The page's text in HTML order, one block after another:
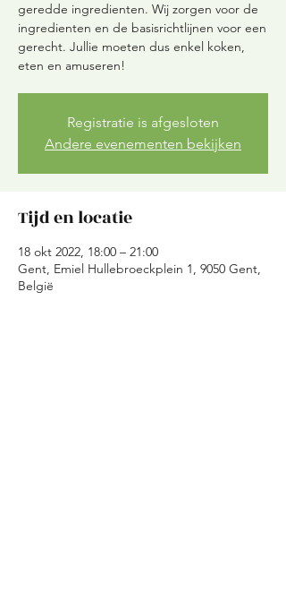
geredde ingredienten. Wij zorgen voor de
ingredienten en de basisrichtlijnen voor een
gerecht. Jullie moeten dus enkel koken,
eten en amuseren!
Registratie is afgesloten
Andere evenementen bekijken
Tijd en locatie
18 okt 2022, 18:00 – 21:00
Gent, Emiel Hullebroeckplein 1, 9050 Gent,
België